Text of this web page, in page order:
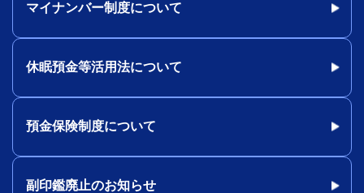
マイナンバー制度について
休眠預金等活用法について
預金保険制度について
副印鑑廃止のお知らせ